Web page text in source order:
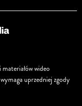
wideo
uprzedniej zgody